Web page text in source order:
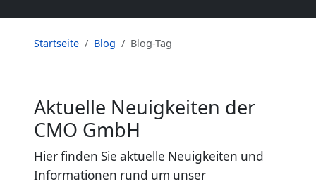
Startseite Blog Blog-Tag
Aktuelle Neuigkeiten der
CMO GmbH
Hier finden Sie aktuelle Neuigkeiten und
Informationen rund um unser